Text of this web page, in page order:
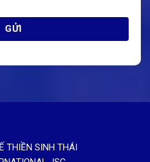
THIỀN SINH THÁI